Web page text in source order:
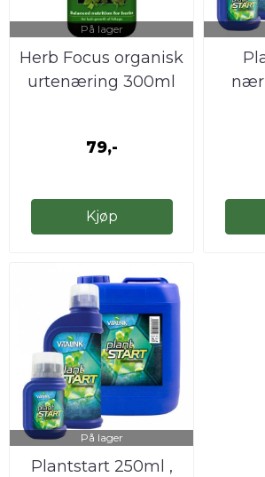
På lager
Herb Focus organisk
urtenæring 300ml
79,-
Kjøp
På lager
Plantstart 250ml ,